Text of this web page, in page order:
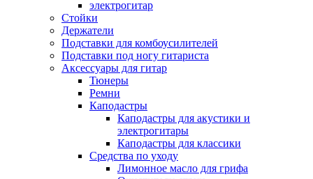
электрогитар
Стойки
Держатели
Подставки для комбоусилителей
Подставки под ногу гитариста
Аксессуары для гитар
Тюнеры
Ремни
Каподастры
Каподастры для акустики и
электрогитары
Каподастры для классики
Средства по уходу
Лимонное масло для грифа